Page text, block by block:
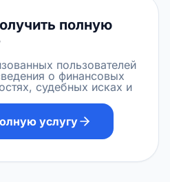
полную
пользователей
о финансовых
судебных исках и
услугу